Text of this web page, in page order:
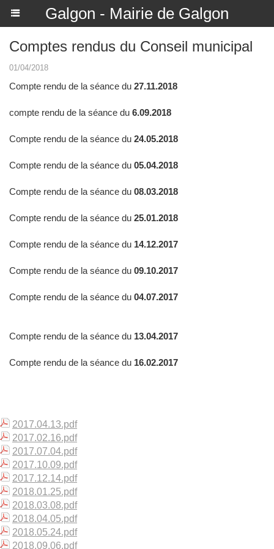
Galgon - Mairie de Galgon
Comptes rendus du Conseil municipal
01/04/2018
Compte rendu de la séance du 27.11.2018
compte rendu de la séance du 6.09.2018
Compte rendu de la séance du 24.05.2018
Compte rendu de la séance du 05.04.2018
Compte rendu de la séance du 08.03.2018
Compte rendu de la séance du 25.01.2018
Compte rendu de la séance du 14.12.2017
Compte rendu de la séance du 09.10.2017
Compte rendu de la séance du 04.07.2017
Compte rendu de la séance du 13.04.2017
Compte rendu de la séance du 16.02.2017
2017.04.13.pdf
2017.02.16.pdf
2017.07.04.pdf
2017.10.09.pdf
2017.12.14.pdf
2018.01.25.pdf
2018.03.08.pdf
2018.04.05.pdf
2018.05.24.pdf
2018.09.06.pdf